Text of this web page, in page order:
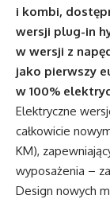
i kombi,
wersji plug-in
w wersji z
jako pierwszy
w 100%
Elektryczne
całkowicie
KM),
wyposażenia –
Design nowych